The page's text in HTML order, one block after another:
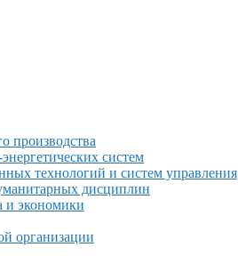
производства
систем
технологий и систем управления
дисциплин
и экономики
организации